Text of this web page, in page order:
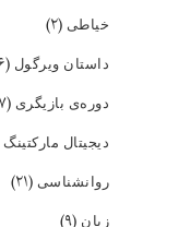
خیاطی (۲)
داستان ویرگول (۶)
دوره‌ی بازیگری (۲۷)
دیجیتال مارکتینگ
روانشناسی (۲۱)
زبان (۹)